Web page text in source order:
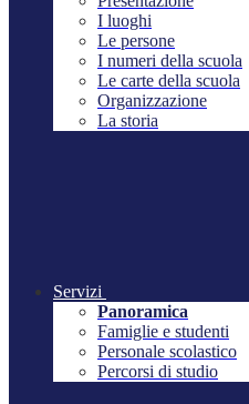
I luoghi
Le persone
I numeri della scuola
Le carte della scuola
Organizzazione
La storia
Servizi
Panoramica
Famiglie e studenti
Personale scolastico
Percorsi di studio